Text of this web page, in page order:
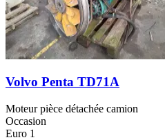
Volvo Penta TD71A
Moteur pièce détachée camion
Occasion
Euro 1